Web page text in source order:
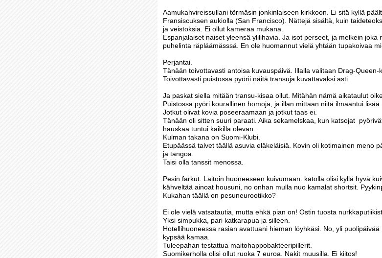
Aamukahvireissullani törmäsin jonkinlaiseen kirkkoon. Ei sitä kyllä
Fransiscuksen aukiolla (San Francisco). Nättejä sisältä, kuin
ja veistoksia. Ei ollut kameraa mukana.
Espanjalaiset naiset yleensä ylilihavia. Ja isot perseet, ja melkein joka
puhelinta räpläämässsä. En ole huomannut vielä yhtään tupakoivaa
Perjantai.
Tänään toivottavasti antoisa kuvauspäivä. Illalla valitaan Drag-Queen-
Toivottavasti puistossa pyörii näitä transuja kuvattavaksi asti.
Ja paskat siella mitään transu-kisaa ollut. Mitähän nämä aikataulut
Puistossa pyöri kourallinen homoja, ja illan mittaan niitä ilmaantui
Jotkut olivat kovia poseeraamaan ja jotkut taas ei.
Tänään oli sitten suuri paraati. Aika sekamelskaa, kun katsojat
hauskaa tuntui kaikilla olevan.
Kulman takana on Suomi-Klubi.
Etupäässä talvet täällä asuvia eläkeläisiä. Kovin oli kotimainen meno
ja tangoa.
Taisi olla tanssit menossa.
Pesin farkut. Laitoin huoneeseen kuivumaan. katolla olisi kyllä hyvä
kähveltää ainoat housuni, no onhan mulla nuo kamalat shortsit.
Kukahan täällä on pesuneurootikko?
Ei ole vielä vatsatautia, mutta ehkä pian on! Ostin tuosta
Yksi simpukka, pari katkarapua ja silleen.
Hotellihuoneessa rasian avattuani hieman löyhkäsi. No, yli
kypsää kamaa.
Tuleepahan testattua maitohappobakteeripillerit.
Suomikerholla olisi ollut ruoka 7 euroa. Nakit muusilla. Ei kiitos!